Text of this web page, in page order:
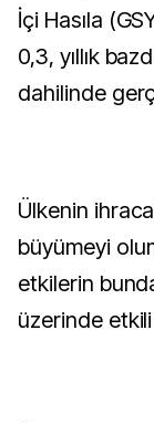
İçi Hasıla
0,3, yıllık
dahilinde
Ülkenin
büyümeyi
etkilerin
üzerinde